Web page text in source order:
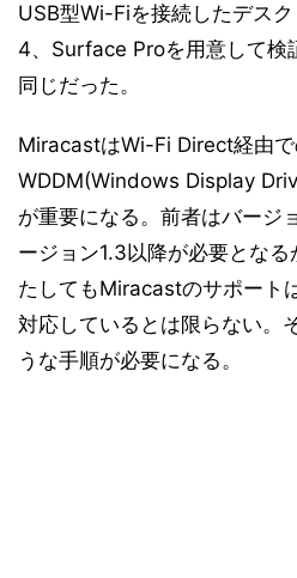
USB型Wi-Fiを接続したデス
4、Surface Proを用意して検
同じだった。
MiracastはWi-Fi Direct経由
WDDM(Windows Display
が重要になる。前者はバージ
ージョン1.3以降が必要とな
たしてもMiracastのサポート
対応しているとは限らない。
うな手順が必要になる。